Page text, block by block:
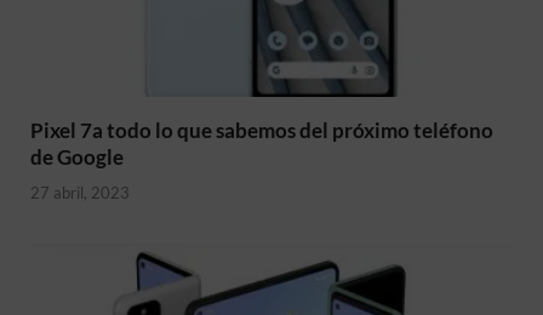
Pixel 7a todo lo que sabemos del próximo teléfono
de Google
27 abril, 2023